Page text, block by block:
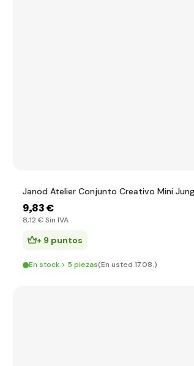
Janod Atelier Conjunto Creativo Mini
9,83 €
8,12 € Sin IVA
+ 9 puntos
En stock > 5 piezas(En usted 17.08.)